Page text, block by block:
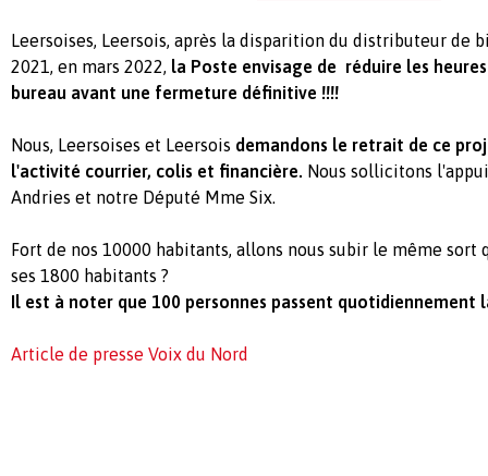
Leersoises, Leersois, après la disparition du distributeur de
2021, en mars 2022, la Poste envisage de réduire les
bureau avant une fermeture définitive !!!!
Nous, Leersoises et Leersois demandons le retrait de ce
l'activité courrier, colis et financière. Nous sollicitons
Andries et notre Député Mme Six.
Fort de nos 10000 habitants, allons nous subir le même sort
ses 1800 habitants ?
Il est à noter que 100 personnes passent quotidiennement
Article de presse Voix du Nord